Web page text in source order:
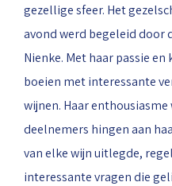
gezellige sfeer. Het
avond werd begeleid door
Nienke. Met haar passie
boeien met interessante
wijnen. Haar
deelnemers hingen aan
van elke wijn uitlegde,
interessante vragen die